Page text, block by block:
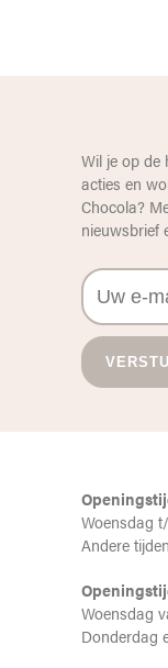
Wil je op de
acties en
Chocola?
nieuwsbrief
Woensdag
Andere
Woensdag
Donderdag